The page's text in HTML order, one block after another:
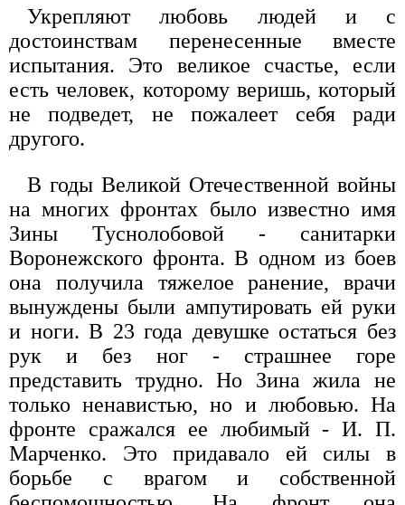
Укрепляют любовь людей и с
достоинствам перенесенные вместе
испытания. Это великое счастье, если
есть человек, которому веришь, который
не подведет, не пожалеет себя ради
другого.
В годы Великой Отечественной войны
на многих фронтах было известно имя
Зины Туснолобовой - санитарки
Воронежского фронта. В одном из боев
она получила тяжелое ранение, врачи
вынуждены были ампутировать ей руки
и ноги. В 23 года девушке остаться без
рук и без ног - страшнее горе
представить трудно. Но Зина жила не
только ненавистью, но и любовью. На
фронте сражался ее любимый - И. П.
Марченко. Это придавало ей силы в
борьбе с врагом и собственной